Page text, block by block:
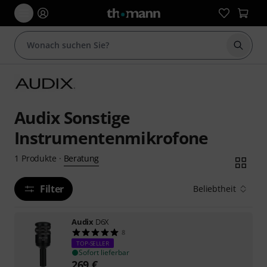
Suche
Audix Sonstige
Instrumentenmikrofone
1 Produkte · Beratung
Filter Beliebtheit
Audix D6X
8
TOP-SELLER
Sofort lieferbar